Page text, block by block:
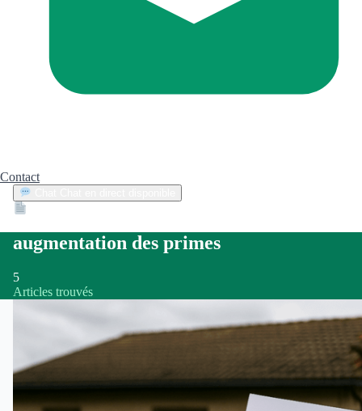
Contact
augmentation des primes
5
Articles trouvés